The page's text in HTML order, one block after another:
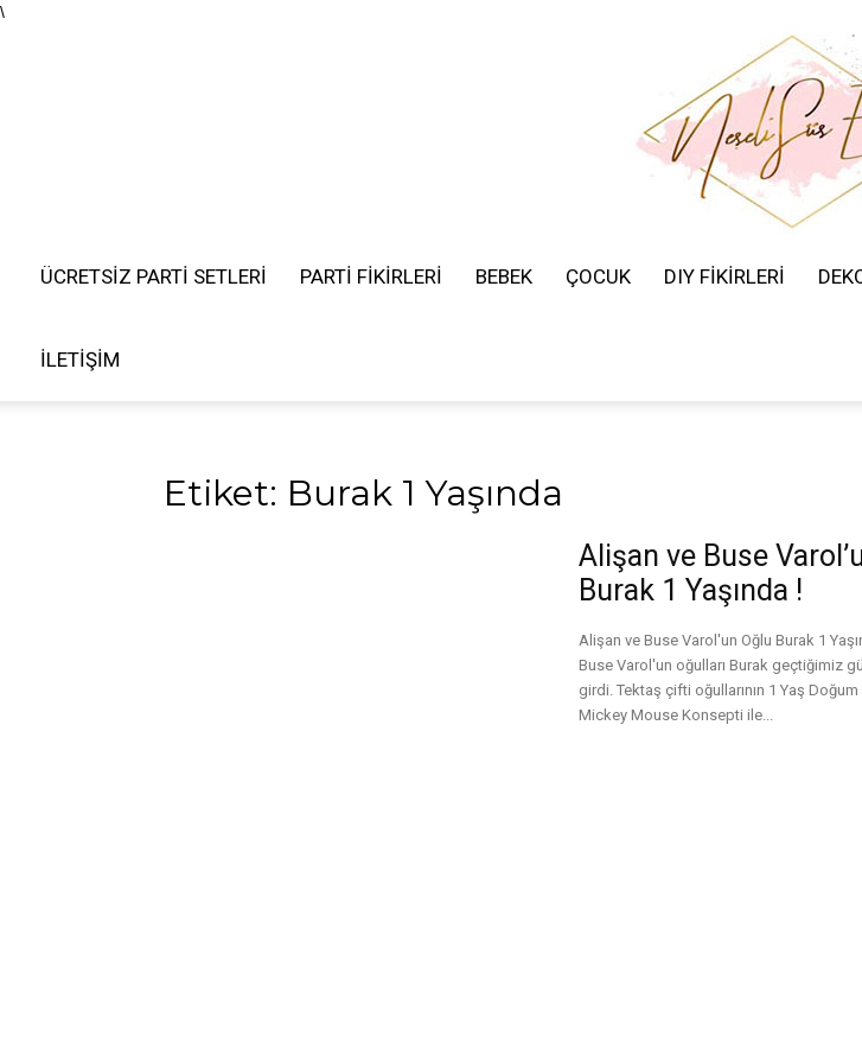
\
ÜCRETSIZ PARTI SETLERI PARTİ FİKİRLERİ BEBEK ÇOCUK DIY FİKİRLERİ
İLETIŞIM
Etiket: Burak 1 Yaşında
Alişan ve Buse
Burak 1 Yaşında !
Alişan ve Buse Varol'un Oğlu Burak 1
Buse Varol'un oğulları Burak geçtiğimiz
girdi. Tektaş çifti oğullarının 1 Yaş
Mickey Mouse Konsepti ile...